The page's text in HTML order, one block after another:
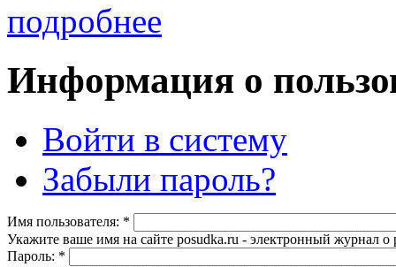
подробнее
Информация о
Войти в систему
Забыли пароль?
Имя пользователя: *
Укажите ваше имя на сайте posudka.ru - электронный журнал
Пароль: *